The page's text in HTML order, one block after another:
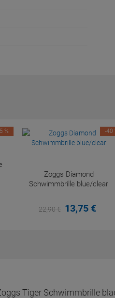
%
Zoggs Diamond
Schwimmbrille blue/clear
22,90€ 13,75 €
-40
Tiger Schwimmbrille